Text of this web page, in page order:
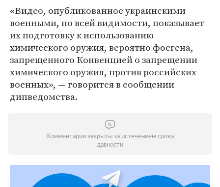
«Видео, опубликованное украинскими
военными, по всей видимости, показывает
их подготовку к использованию
химического оружия, вероятно фосгена,
запрещенного Конвенцией о запрещении
химического оружия, против российских
военных», — говорится в сообщении
дипведомства.
Комментарии закрыты за истечением срока
давности